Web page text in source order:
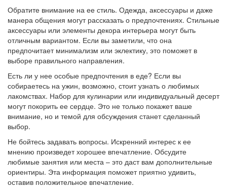
Обратите внимание на ее стиль. Одежда, аксессуары и даже
манера общения могут рассказать о предпочтениях. Стильные
аксессуары или элементы декора интерьера могут быть
отличным вариантом. Если вы заметили, что она
предпочитает минимализм или эклектику, это поможет в
выборе правильного направления.
Есть ли у нее особые предпочтения в еде? Если вы
собираетесь на ужин, возможно, стоит узнать о любимых
лакомствах. Набор для кулинарии или индивидуальный десерт
могут покорить ее сердце. Это не только покажет ваше
внимание, но и темой для обсуждения станет сделанный
выбор.
Не бойтесь задавать вопросы. Искренний интерес к ее
мнению произведет хорошее впечатление. Обсудите
любимые занятия или места – это даст вам дополнительные
ориентиры. Эта информация поможет приятно удивить,
оставив положительное впечатление.